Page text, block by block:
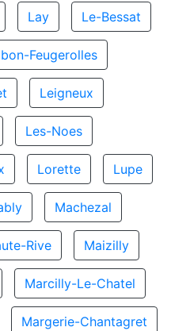
Lay Le-Bessat
Feugerolles
Leigneux
Les-Noes
Lorette Lupe
Machezal
Rive Maizilly
Marcilly-Le-Chatel
Margerie-Chantagret